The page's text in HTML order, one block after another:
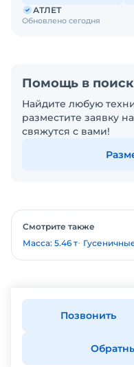
Обновлено сегодня
АТЛЕТ
Помощь в
Найдите любую
разместите заявку
свяжутся с вами!
Смотрите также
Масса: 5.46 т
Позвонить